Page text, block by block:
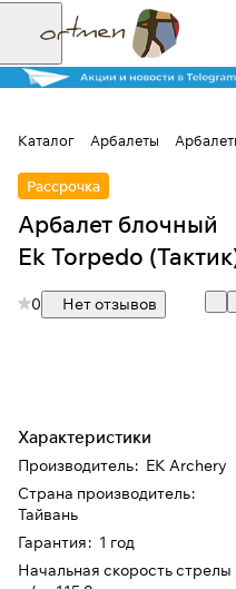
Каталог Арбалеты
Рассрочка
Арбалет блочный
Ek Torpedo
0 Нет отзывов
Характеристики
Производитель: EK Archery
Страна производитель:
Тайвань
Гарантия: 1 год
Начальная скорость стрелы
Для клиентов всех
Разбейте
оплату на
Добавляйте
При
выберите